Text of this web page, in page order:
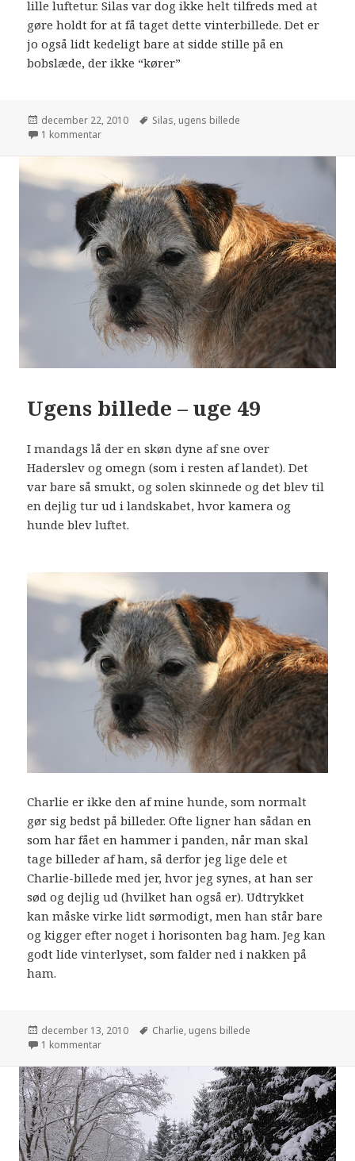
lille luftetur. Silas var dog ikke helt tilfreds med at
gøre holdt for at få taget dette vinterbillede. Det er
jo også lidt kedeligt bare at sidde stille på en
bobslæde, der ikke “kører”
december 22, 2010 Silas, ugens billede
1 kommentar
Ugens billede – uge 49
I mandags lå der en skøn dyne af sne over
Haderslev og omegn (som i resten af landet). Det
var bare så smukt, og solen skinnede og det blev til
en dejlig tur ud i landskabet, hvor kamera og
hunde blev luftet.
Charlie er ikke den af mine hunde, som normalt
gør sig bedst på billeder. Ofte ligner han sådan en
som har fået en hammer i panden, når man skal
tage billeder af ham, så derfor jeg lige dele et
Charlie-billede med jer, hvor jeg synes, at han ser
sød og dejlig ud (hvilket han også er). Udtrykket
kan måske virke lidt sørmodigt, men han står bare
og kigger efter noget i horisonten bag ham. Jeg kan
godt lide vinterlyset, som falder ned i nakken på
ham.
december 13, 2010 Charlie, ugens billede
1 kommentar